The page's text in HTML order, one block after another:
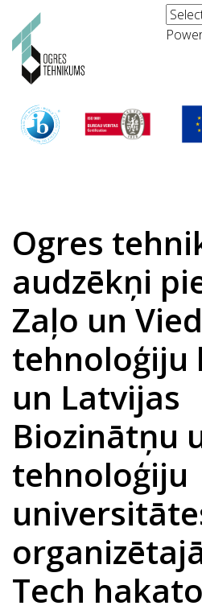
Ogres
audzēkņi
Zaļo un
tehnoloģiju
un Latvijas
Biozinātņu
tehnoloģiju
Tech